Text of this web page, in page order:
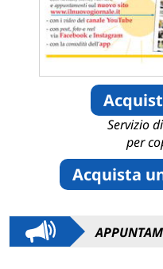
Servizio
per
Acquista